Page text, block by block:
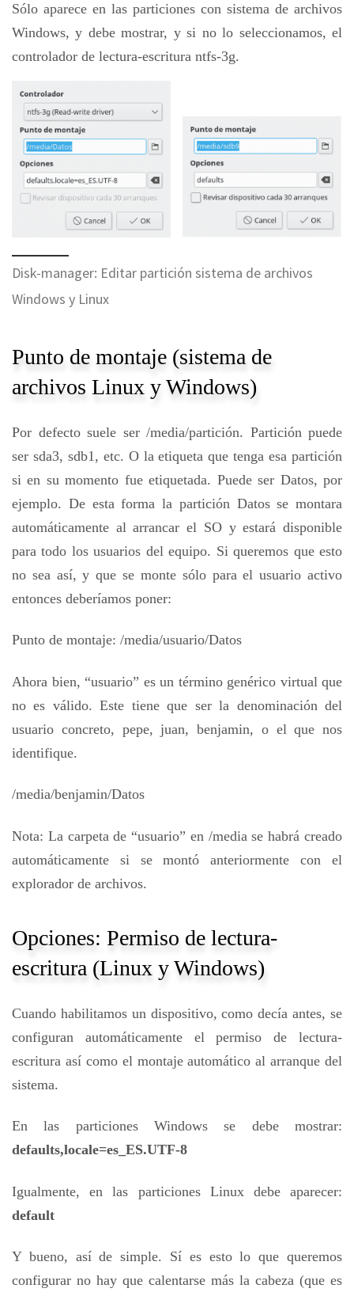
Sólo aparece en las particiones con sistema de archivos
Windows, y debe mostrar, y si no lo seleccionamos, el
controlador de lectura-escritura ntfs-3g.
Disk-manager: Editar partición sistema de archivos
Windows y Linux
Punto de montaje (sistema de
archivos Linux y Windows)
Por defecto suele ser /media/partición. Partición puede
ser sda3, sdb1, etc. O la etiqueta que tenga esa partición
si en su momento fue etiquetada. Puede ser Datos, por
ejemplo. De esta forma la partición Datos se montara
automáticamente al arrancar el SO y estará disponible
para todo los usuarios del equipo. Si queremos que esto
no sea así, y que se monte sólo para el usuario activo
entonces deberíamos poner:
Punto de montaje: /media/usuario/Datos
Ahora bien, “usuario” es un término genérico virtual que
no es válido. Este tiene que ser la denominación del
usuario concreto, pepe, juan, benjamin, o el que nos
identifique.
/media/benjamin/Datos
Nota: La carpeta de “usuario” en /media se habrá creado
automáticamente si se montó anteriormente con el
explorador de archivos.
Opciones: Permiso de lectura-
escritura (Linux y Windows)
Cuando habilitamos un dispositivo, como decía antes, se
configuran automáticamente el permiso de lectura-
escritura así como el montaje automático al arranque del
sistema.
En las particiones Windows se debe mostrar:
defaults,locale=es_ES.UTF-8
Igualmente, en las particiones Linux debe aparecer:
default
Y bueno, así de simple. Sí es esto lo que queremos
configurar no hay que calentarse más la cabeza (que es